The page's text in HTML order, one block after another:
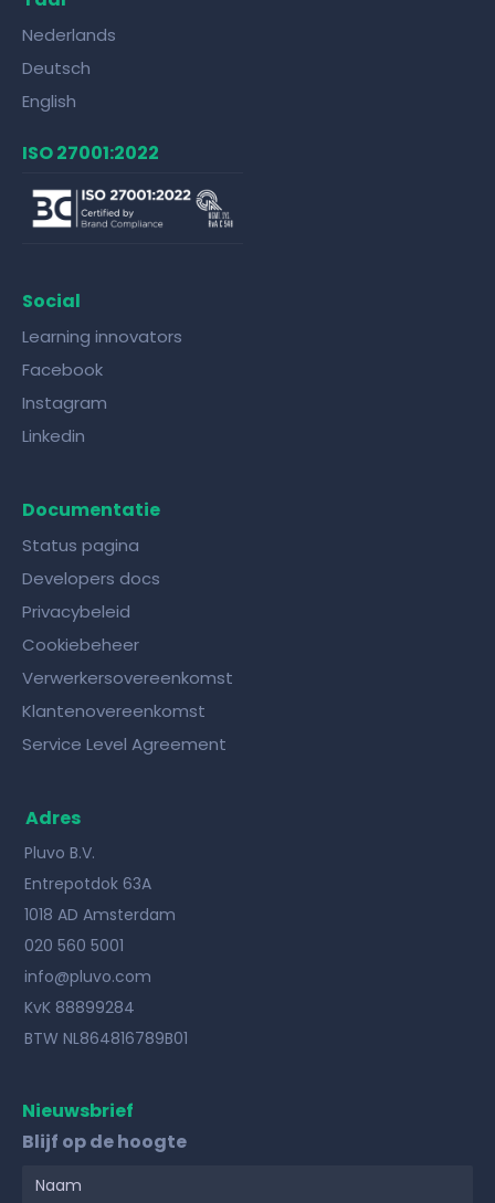
Nederlands
Deutsch
English
ISO 27001:2022
Social
Learning innovators
Facebook
Instagram
Linkedin
Documentatie
Status pagina
Developers docs
Privacybeleid
Cookiebeheer
Verwerkersovereenkomst
Klantenovereenkomst
Service Level Agreement
Adres
Pluvo B.V.
Entrepotdok 63A
1018 AD Amsterdam
020 560 5001
info@pluvo.com
KvK 88899284
BTW NL864816789B01
Nieuwsbrief
Blijf op de hoogte